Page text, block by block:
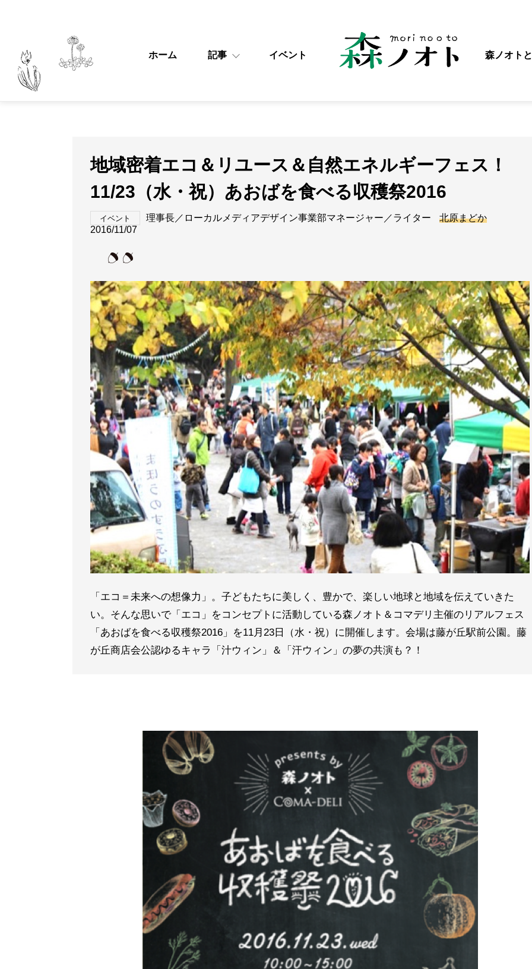
ホーム 記事 イベント 森ノオト
地域密着エコ＆リユース＆自然エネルギーフェス！
11/23（水・祝）あおばを食べる収穫祭2016
イベント 理事長／ローカルメディアデザイン事業部マネージャー／ライター
北原まどか
2016/11/07
「エコ＝未来への想像力」。子どもたちに美しく、豊かで、楽しい地球と地域を伝えていきた
い。そんな思いで「エコ」をコンセプトに活動している森ノオト＆コマデリ主催のリアルフェス
「あおばを食べる収穫祭2016」を11月23日（水・祝）に開催します。会場は藤が丘駅前公園。藤
が丘商店会公認ゆるキャラ「汁ウィン」＆「汗ウィン」の夢の共演も？！